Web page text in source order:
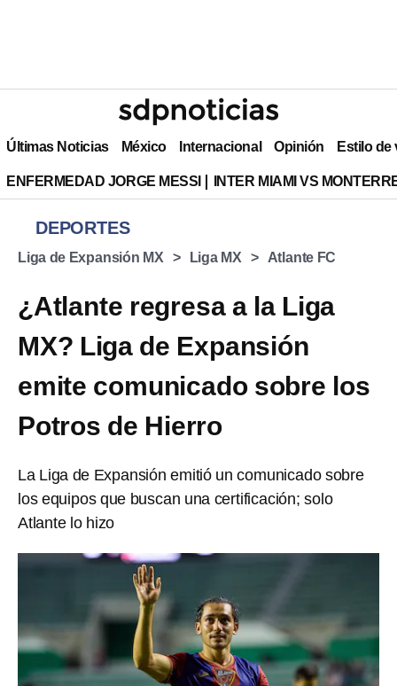
Últimas Noticias México Internacional Opinión Estilo de
ENFERMEDAD JORGE MESSI INTER MIAMI VS
DEPORTES
Liga de Expansión MX Liga MX Atlante FC
¿Atlante regresa a la Liga
MX? Liga de Expansión
emite comunicado sobre los
Potros de Hierro
La Liga de Expansión emitió un comunicado sobre
los equipos que buscan una certificación; solo
Atlante lo hizo